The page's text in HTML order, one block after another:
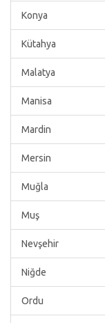
Konya
Kütahya
Malatya
Manisa
Mardin
Mersin
Muğla
Muş
Nevşehir
Niğde
Ordu